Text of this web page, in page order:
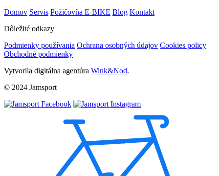
Domov Servis Požičovňa E-BIKE Blog Kontakt
Dôležité odkazy
Podmienky používania Ochrana osobných údajov Cookies policy
Obchodné podmienky
Vytvorila digitálna agentúra Wink&Nod.
© 2024 Jamsport